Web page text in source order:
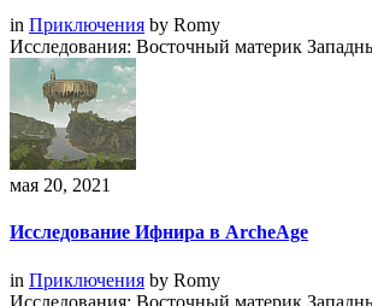
in Приключения by Romy
Исследования: Восточный материк
мая 20, 2021
Исследование Ифнира в ArcheAge
in Приключения by Romy
Исследования: Восточный материк